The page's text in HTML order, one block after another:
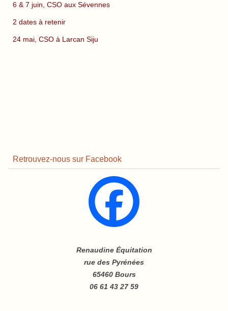
6 & 7 juin, CSO aux Sévennes
2 dates à retenir
24 mai, CSO à Larcan Siju
Retrouvez-nous sur Facebook
Renaudine Équitation
rue des Pyrénées
65460 Bours
06 61 43 27 59